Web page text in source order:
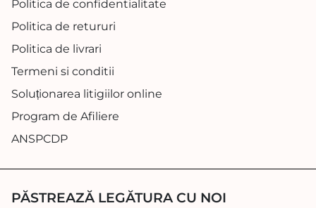
Politica de confidentialitate
Politica de retururi
Politica de livrari
Termeni si conditii
Soluționarea litigiilor online
Program de Afiliere
ANSPCDP
PĂSTREAZĂ LEGĂTURA CU NOI